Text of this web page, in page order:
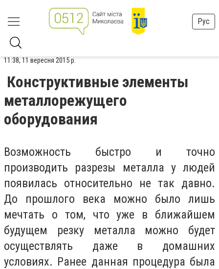
Рус
11:38, 11 вересня 2015 р.
Конструктивные элементы
металлорежущего
оборудования
Возможность быстро и точно
производить разрезы металла у людей
появилась относительно не так давно.
До прошлого века можно было лишь
мечтать о том, что уже в ближайшем
будущем резку металла можно будет
осуществлять даже в домашних
условиях. Ранее данная процедура была